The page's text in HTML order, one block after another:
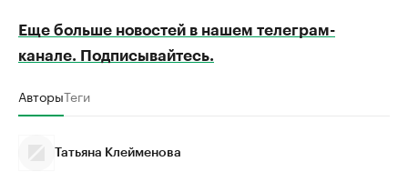
Еще больше новостей в нашем телеграм-
канале. Подписывайтесь.
АвторыТеги
Татьяна Клейменова